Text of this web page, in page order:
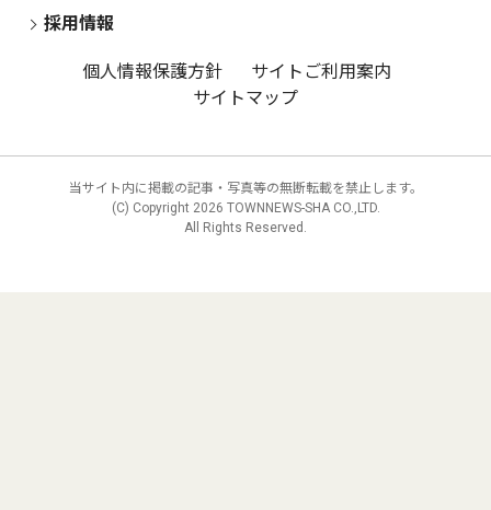
採用情報
個人情報保護方針
サイトご利用案内
サイトマップ
当サイト内に掲載の記事・写真等の無断転載を禁止します。
(C) Copyright 2026 TOWNNEWS-SHA CO.,LTD.
All Rights Reserved.